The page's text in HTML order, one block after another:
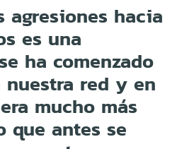
agresiones hacia
es una
ha comenzado
red y en
mucho más
que antes se